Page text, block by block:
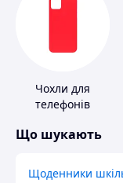
Чохли для
телефонів
Що шукають
Щоденники